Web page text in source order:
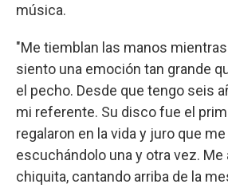
música.
"Me tiemblan las manos
siento una emoción tan grande
el pecho. Desde que tengo seis
mi referente. Su disco fue el
regalaron en la vida y juro que
escuchándolo una y otra vez. Me
chiquita, cantando arriba de la